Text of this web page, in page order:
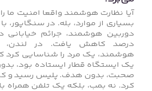
آیا نظارت هوشمند واقعا امنیت ما را
درصد کاهش یافت. در
یک ایستگاه قطار ایستاده بود،
صحبت، بدون هدف. پلیس رسید و
کرد. نه بمب، بلکه یک تلفن همراه با